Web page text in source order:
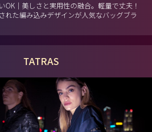
OK｜美しさと実用性の融合。軽量で丈夫！
れた編み込みデザインが人気なバッグブラ
TATRAS